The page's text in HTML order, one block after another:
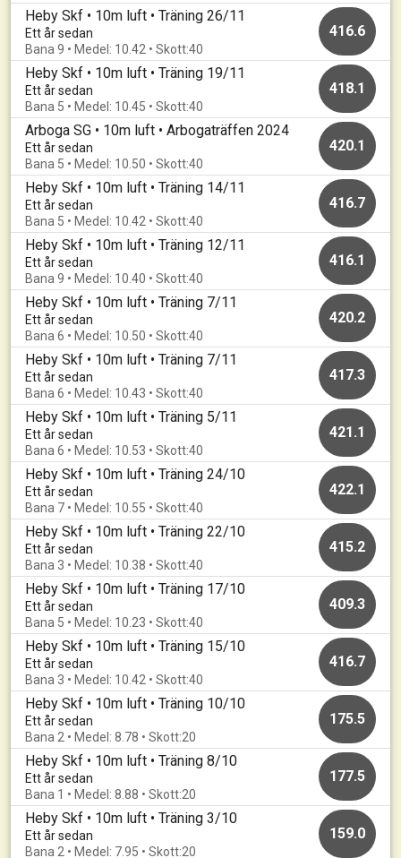
Heby Skf • 10m luft • Träning 26/11
Ett år sedan
Bana 9 • Medel: 10.42 • Skott:40
416.6
Heby Skf • 10m luft • Träning 19/11
Ett år sedan
Bana 5 • Medel: 10.45 • Skott:40
418.1
Arboga SG • 10m luft • Arbogaträffen 2024
Ett år sedan
Bana 5 • Medel: 10.50 • Skott:40
420.1
Heby Skf • 10m luft • Träning 14/11
Ett år sedan
Bana 5 • Medel: 10.42 • Skott:40
416.7
Heby Skf • 10m luft • Träning 12/11
Ett år sedan
Bana 9 • Medel: 10.40 • Skott:40
416.1
Heby Skf • 10m luft • Träning 7/11
Ett år sedan
Bana 6 • Medel: 10.50 • Skott:40
420.2
Heby Skf • 10m luft • Träning 7/11
Ett år sedan
Bana 6 • Medel: 10.43 • Skott:40
417.3
Heby Skf • 10m luft • Träning 5/11
Ett år sedan
Bana 6 • Medel: 10.53 • Skott:40
421.1
Heby Skf • 10m luft • Träning 24/10
Ett år sedan
Bana 7 • Medel: 10.55 • Skott:40
422.1
Heby Skf • 10m luft • Träning 22/10
Ett år sedan
Bana 3 • Medel: 10.38 • Skott:40
415.2
Heby Skf • 10m luft • Träning 17/10
Ett år sedan
Bana 5 • Medel: 10.23 • Skott:40
409.3
Heby Skf • 10m luft • Träning 15/10
Ett år sedan
Bana 3 • Medel: 10.42 • Skott:40
416.7
Heby Skf • 10m luft • Träning 10/10
Ett år sedan
Bana 2 • Medel: 8.78 • Skott:20
175.5
Heby Skf • 10m luft • Träning 8/10
Ett år sedan
Bana 1 • Medel: 8.88 • Skott:20
177.5
Heby Skf • 10m luft • Träning 3/10
Ett år sedan
Bana 2 • Medel: 7.95 • Skott:20
159.0